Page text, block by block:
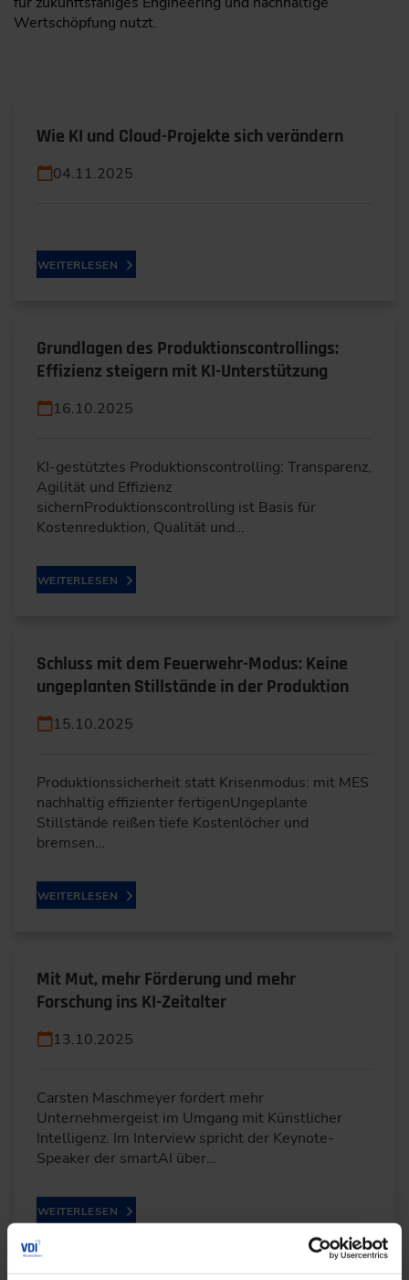
Wertschöpfung nutzt.
Wie KI und Cloud-Projekte sich verändern
04.11.2025
WEITERLESEN
Grundlagen des Produktionscontrollings:
Effizienz steigern mit KI-Unterstützung
16.10.2025
KI-gestütztes Produktionscontrolling: Transparenz,
Agilität und Effizienz
sichernProduktionscontrolling ist Basis für
Kostenreduktion, Qualität und…
WEITERLESEN
Schluss mit dem Feuerwehr-Modus: Keine
ungeplanten Stillstände in der Produktion
15.10.2025
Produktionssicherheit statt Krisenmodus: mit MES
nachhaltig effizienter fertigenUngeplante
Stillstände reißen tiefe Kostenlöcher und
bremsen…
WEITERLESEN
Mit Mut, mehr Förderung und mehr
Forschung ins KI-Zeitalter
13.10.2025
Carsten Maschmeyer fordert mehr
Unternehmergeist im Umgang mit Künstlicher
Intelligenz. Im Interview spricht der Keynote-
Speaker der smartAI über…
WEITERLESEN